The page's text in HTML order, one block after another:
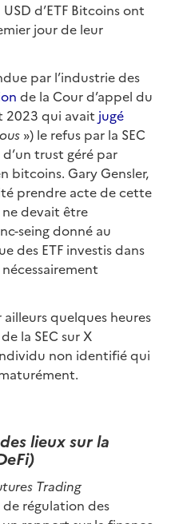
d’ETF Bitcoins ont
jour de leur
par l’industrie des
de la Cour d’appel du
2023 qui avait jugé
») le refus par la SEC
trust géré par
bitcoins. Gary Gensler,
prendre acte de cette
ne devait être
seing donné au
des ETF investis dans
quelques heures
la SEC sur X
non identifié qui
lieux sur la
Trading
régulation des